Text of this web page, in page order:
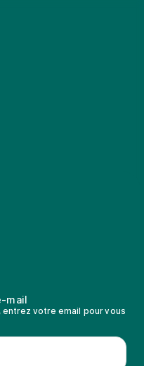
mail
votre email pour vous